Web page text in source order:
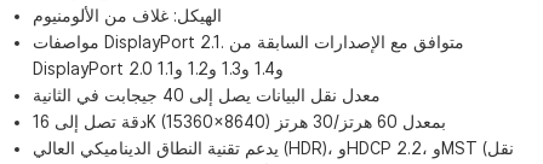
الهيكل: غلاف من الألومنيوم
مواصفات DisplayPort 2.1. متوافق مع الإصدارات السابقة من
DisplayPort 2.0 و1.4 و1.3 و1.2 و1.1
معدل نقل البيانات يصل إلى 40 جيجابت في الثانية
دقة تصل إلى 16K (15360×8640) بمعدل 60 هرتز/30 هرتز
يدعم تقنية النطاق الديناميكي العالي (HDR)، وHDCP 2.2، وMST (نقل